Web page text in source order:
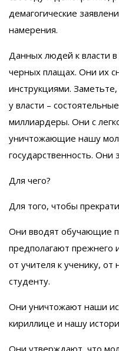
демагогические
намерения.
Данных людей к власти
черных плащах. Они их
инструкциями.
у власти –
миллиардеры. Они с
уничтожающие нашу
государственность.
Для чего?
Для того, чтобы
Они вводят обучающие
предполагают прежнего
от учителя к ученику,
студенту.
Они уничтожают наши
кириллице и нашу
Они утверждают, что